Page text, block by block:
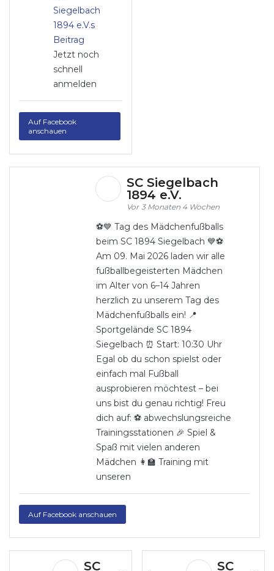
Siegelbach
1894 e.V.s
Beitrag
Jetzt noch
schnell
anmelden
Auf Facebook
anschauen
SC Siegelbach
1894 e.V.
3 Monaten 4 Wochen
⚽💙 Tag des Mädchenfußballs
beim SC 1894 Siegelbach 💙⚽
Am 09. Mai 2026 laden wir alle
fußballbegeisterten Mädchen
im Alter von 6–14 Jahren
herzlich zu unserem Tag des
Mädchenfußballs ein! 📍
Sportgelände SC 1894
Siegelbach ⏰ Start: 10:30 Uhr
Egal ob du schon spielst oder
einfach mal Fußball
ausprobieren möchtest – bei
uns bist du genau richtig! Freu
dich auf: ⚽ abwechslungsreiche
Trainingsstationen 🎉 Spiel &
Spaß mit vielen anderen
Mädchen 👩‍🏫 Training mit
unseren
Auf Facebook anschauen
SC
SC